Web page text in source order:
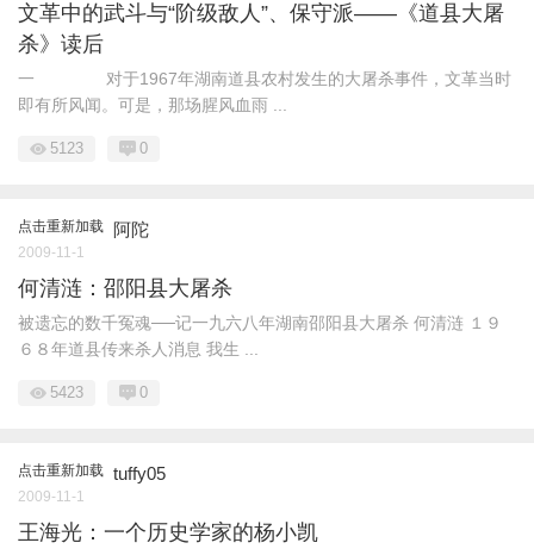
文革中的武斗与“阶级敌人”、保守派——《道县大屠
杀》读后
一 对于1967年湖南道县农村发生的大屠杀事件，文革当时
即有所风闻。可是，那场腥风血雨 ...
5123 0
点击重新加载 阿陀
2009-11-1
何清涟：邵阳县大屠杀
被遗忘的数千冤魂──记一九六八年湖南邵阳县大屠杀 何清涟 １９
６８年道县传来杀人消息 我生 ...
5423 0
点击重新加载 tuffy05
2009-11-1
王海光：一个历史学家的杨小凯